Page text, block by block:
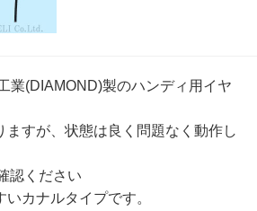
業(DIAMOND)製のハンディ用イヤ
ますが、状態は良く問題なく動作し
認ください
カナルタイプです。